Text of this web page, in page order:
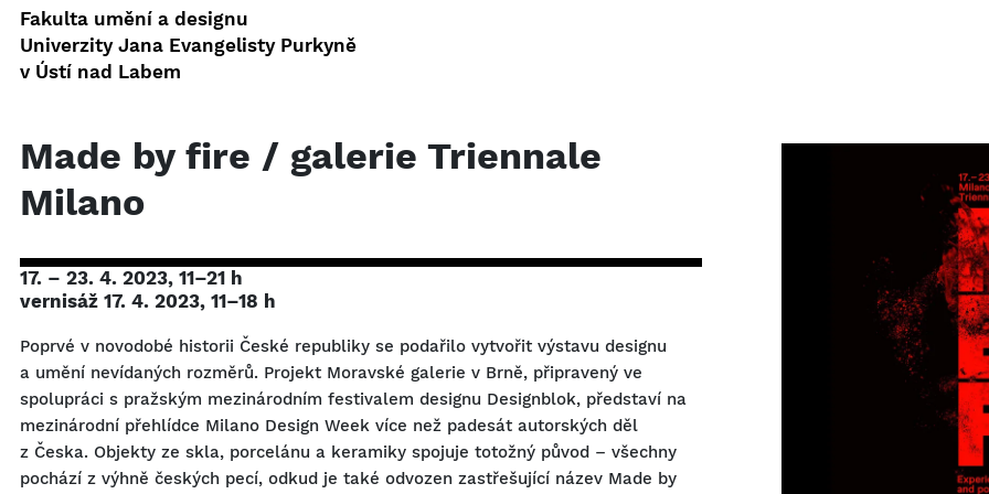
Fakulta umění a designu
Univerzity Jana Evangelisty Purkyně
v Ústí nad Labem
Made by fire / galerie Triennale
Milano
17. – 23. 4. 2023, 11–21 h
vernisáž 17. 4. 2023, 11–18 h
Poprvé v novodobé historii České republiky se podařilo vytvořit výstavu designu
a umění nevídaných rozměrů. Projekt Moravské galerie v Brně, připravený ve
spolupráci s pražským mezinárodním festivalem designu Designblok, představí na
mezinárodní přehlídce Milano Design Week více než padesát autorských děl
z Česka. Objekty ze skla, porcelánu a keramiky spojuje totožný původ – všechny
pochází z výhně českých pecí, odkud je také odvozen zastřešující název Made by